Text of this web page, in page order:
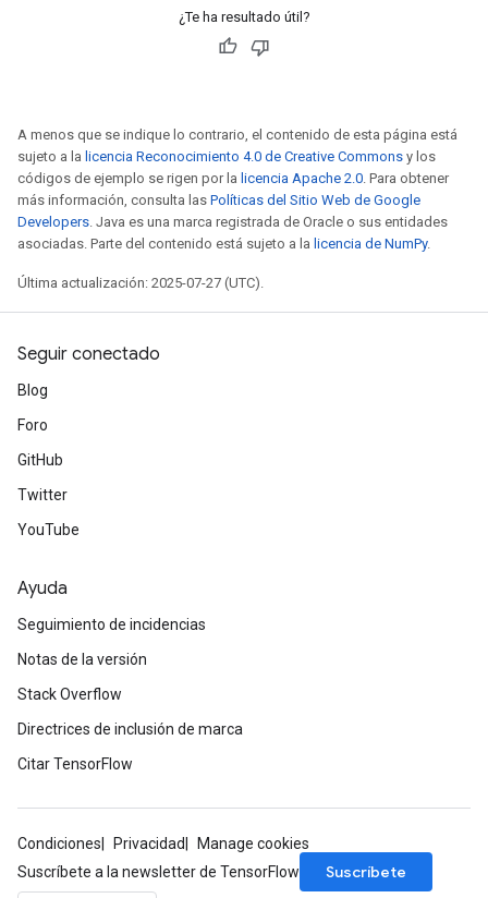
¿Te ha resultado útil?
A menos que se indique lo contrario, el contenido de esta página está
sujeto a la licencia Reconocimiento 4.0 de Creative Commons y los
códigos de ejemplo se rigen por la licencia Apache 2.0. Para obtener
más información, consulta las Políticas del Sitio Web de Google
Developers. Java es una marca registrada de Oracle o sus entidades
asociadas. Parte del contenido está sujeto a la licencia de NumPy.
Última actualización: 2025-07-27 (UTC).
Seguir conectado
Blog
Foro
GitHub
Twitter
YouTube
Ayuda
Seguimiento de incidencias
Notas de la versión
Stack Overflow
Directrices de inclusión de marca
Citar TensorFlow
Condiciones Privacidad
Manage cookies
Suscríbete a la newsletter de TensorFlow
Suscríbete